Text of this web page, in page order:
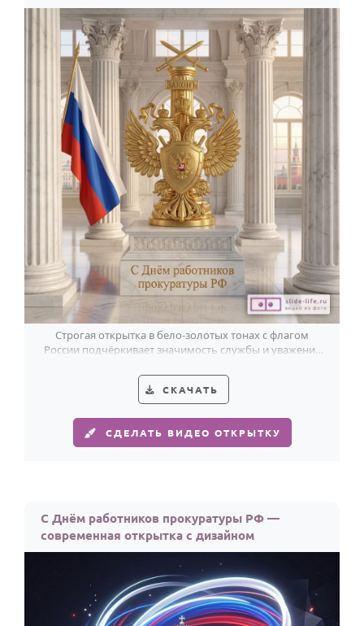
Строгая открытка в бело-золотых тонах с флагом
России подчёркивает значимость службы и уважение
СКАЧАТЬ
СДЕЛАТЬ ВИДЕО ОТКРЫТКУ
С Днём работников прокуратуры РФ —
современная открытка с дизайном